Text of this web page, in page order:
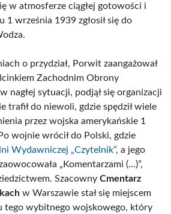
w atmosferze ciągłej gotowości i
1 września 1939 zgłosił się do
o przydział, Porwit zaangażował
Zachodnim Obrony
nagłej sytuacji, podjął się organizacji
trafił do niewoli, gdzie spędził wiele
przez wojska amerykańskie 1
wojnie wrócił do Polski, gdzie
Wydawniczej „Czytelnik”, a jego
„Komentarzami (…)”,
Szacowny Cmentarz
w Warszawie stał się miejscem
tego wybitnego wojskowego, który